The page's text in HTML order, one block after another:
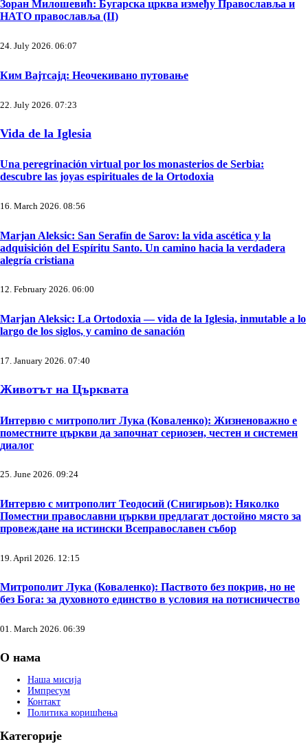
Зоран Милошевић: Бугарска црква између Православља и
НАТО православља (II)
24. July 2026. 06:07
Ким Вајтсајд: Неочекивано путовање
22. July 2026. 07:23
Vida de la Iglesia
Una peregrinación virtual por los monasterios de Serbia:
descubre las joyas espirituales de la Ortodoxia
16. March 2026. 08:56
Marjan Aleksic: San Serafín de Sarov: la vida ascética y la
adquisición del Espíritu Santo. Un camino hacia la verdadera
alegría cristiana
12. February 2026. 06:00
Marjan Aleksic: La Ortodoxia — vida de la Iglesia, inmutable a lo
largo de los siglos, y camino de sanación
17. January 2026. 07:40
Животът на Църквата
Интервю с митрополит Лука (Коваленко): Жизненоважно е
поместните църкви да започнат сериозен, честен и системен
диалог
25. June 2026. 09:24
Интервю с митрополит Теодосий (Снигирьов): Няколко
Поместни православни църкви предлагат достойно място за
провеждане на истински Всеправославен събор
19. April 2026. 12:15
Митрополит Лука (Коваленко): Паството без покрив, но не
без Бога: за духовното единство в условия на потисничество
01. March 2026. 06:39
О нама
Наша мисија
Импресум
Контакт
Политика коришћења
Категорије